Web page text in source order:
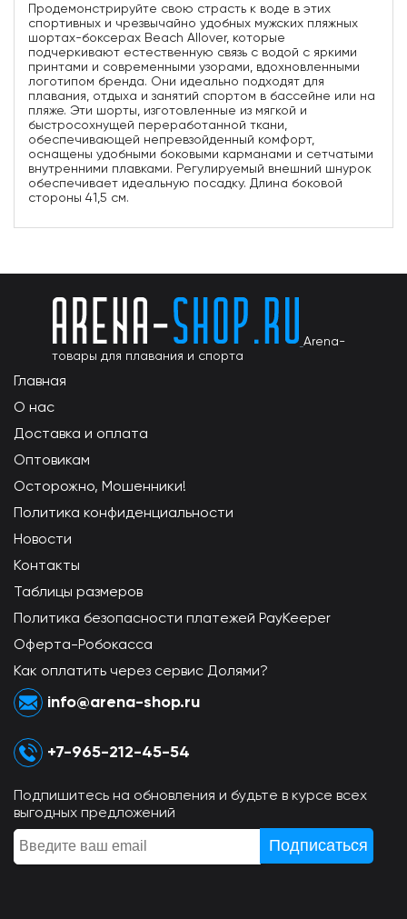
Продемонстрируйте свою страсть к воде в этих
спортивных и чрезвычайно удобных мужских пляжных
шортах-боксерах Beach Allover, которые
подчеркивают естественную связь с водой с яркими
принтами и современными узорами, вдохновленными
логотипом бренда. Они идеально подходят для
плавания, отдыха и занятий спортом в бассейне или на
пляже. Эти шорты, изготовленные из мягкой и
быстросохнущей переработанной ткани,
обеспечивающей непревзойденный комфорт,
оснащены удобными боковыми карманами и сетчатыми
внутренними плавками. Регулируемый внешний шнурок
обеспечивает идеальную посадку. Длина боковой
стороны 41,5 см.
Arena-
товары для плавания и спорта
Главная
О нас
Доставка и оплата
Оптовикам
Осторожно, Мошенники!
Политика конфиденциальности
Новости
Контакты
Таблицы размеров
Политика безопасности платежей PayKeeper
Оферта-Робокасса
Как оплатить через сервис Долями?
info@arena-shop.ru
+7-965-212-45-54
Подпишитесь на обновления и будьте в курсе всех
выгодных предложений